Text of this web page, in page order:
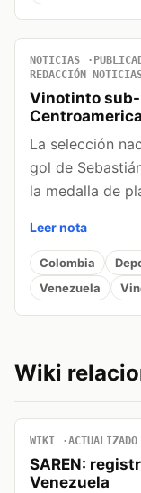
NOTICIAS
REDACCIÓN
Vinotinto
La selección
gol de
la medalla de
Leer nota
Colombia
Venezuela
Wiki
WIKI
SAREN:
Venezuela